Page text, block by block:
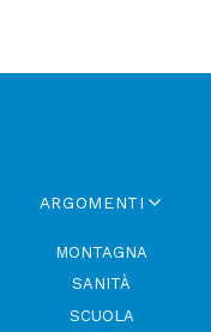
ARGOMENTI
MONTAGNA
SANITÀ
SCUOLA